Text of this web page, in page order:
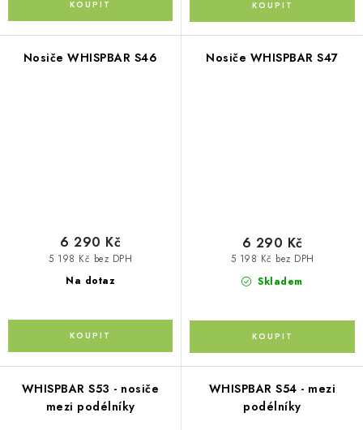
Nosiče WHISPBAR S46
Na dotaz
5 198 Kč bez DPH
6 290 Kč
Nosiče WHISPBAR S47
Skladem
5 198 Kč bez DPH
6 290 Kč
WHISPBAR S53 - nosiče
mezi podélníky
WHISPBAR S54 - mezi
podélníky